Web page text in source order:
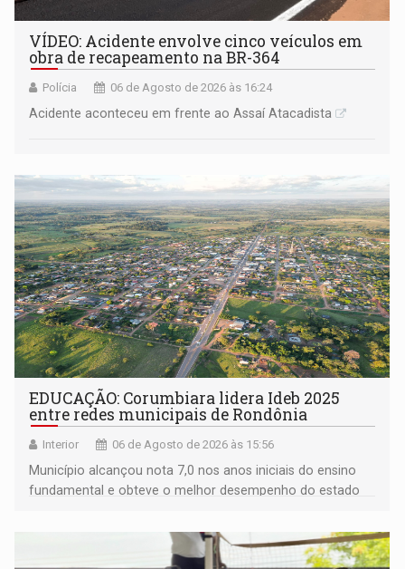
VÍDEO: Acidente envolve cinco veículos em
obra de recapeamento na BR-364
Polícia 06 de Agosto de 2026 às 16:24
Acidente aconteceu em frente ao Assaí Atacadista
EDUCAÇÃO: Corumbiara lidera Ideb 2025
entre redes municipais de Rondônia
Interior 06 de Agosto de 2026 às 15:56
Município alcançou nota 7,0 nos anos iniciais do ensino
fundamental e obteve o melhor desempenho do estado